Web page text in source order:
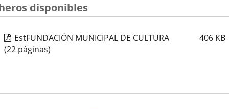
disponibles
EstFUNDACIÓN MUNICIPAL DE CULTURA 406 KB
(22 páginas)